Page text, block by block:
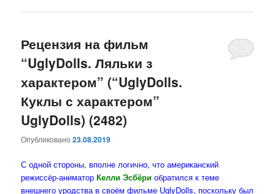
Рецензия на фильм
“UglyDolls. Ляльки з
характером” (“UglyDolls.
Куклы с характером”
UglyDolls) (2482)
Опубликовано23.08.2019
С одной стороны, вполне логично, что американский
режиссёр-аниматорКелли Эсбёри обратился к теме
внешнего уродства в своём фильме UglyDolls, поскольку был